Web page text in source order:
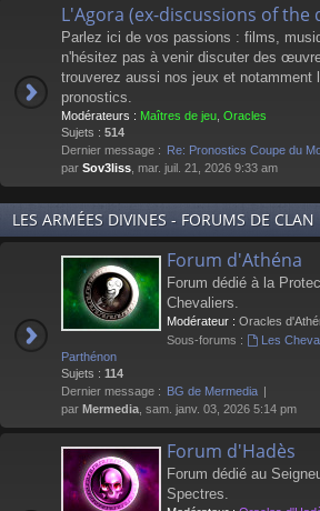
L'Agora (ex-discussions of the
Parlez ici de vos passions : films,
n'hésitez pas à venir discuter des
trouverez aussi nos jeux et notamment
pronostics.
Modérateurs : Maîtres de jeu Oracles
Sujets : 514
Dernier message : Re: Pronostics Coupe du
par Sov3liss , mar. juil. 21, 2026 9:33 am
LES ARMÉES DIVINES - FORUMS DE CLAN
Forum d'Athéna
Forum dédié à la
Chevaliers.
Modérateur : Oracles
Sous-forums :
Les
Parthénon
Sujets : 114
Dernier message : BG de Mermedia
par Mermedia , sam. janv. 03, 2026 5:14 pm
Forum d'Hadès
Forum dédié au
Spectres.